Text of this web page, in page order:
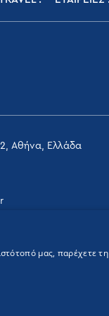
Αθήνα, Ελλάδα
μας, παρέχετε τη